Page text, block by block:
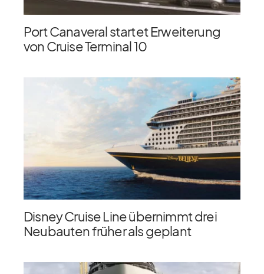
Port Canaveral startet Erweiterung
von Cruise Terminal 10
Disney Cruise Line übernimmt drei
Neubauten früher als geplant